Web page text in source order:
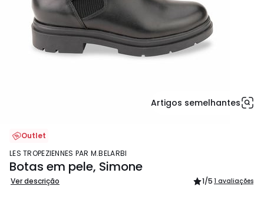
Artigos semelhantes
Outlet
LES TROPEZIENNES PAR M.BELARBI
Botas em pele, Simone
Ver descrição 1/5 1 avaliações